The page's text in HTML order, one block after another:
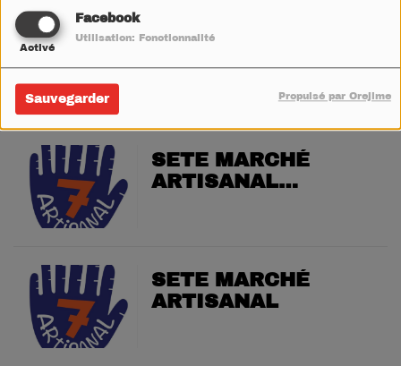
Facebook
Activé
Utilisation: Fonctionnalité
Sauvegarder Propulsé par Orejime
PORTIRAGNES
SETE MARCHÉ
ARTISANAL
SETE MARCHÉ
ARTISANAL